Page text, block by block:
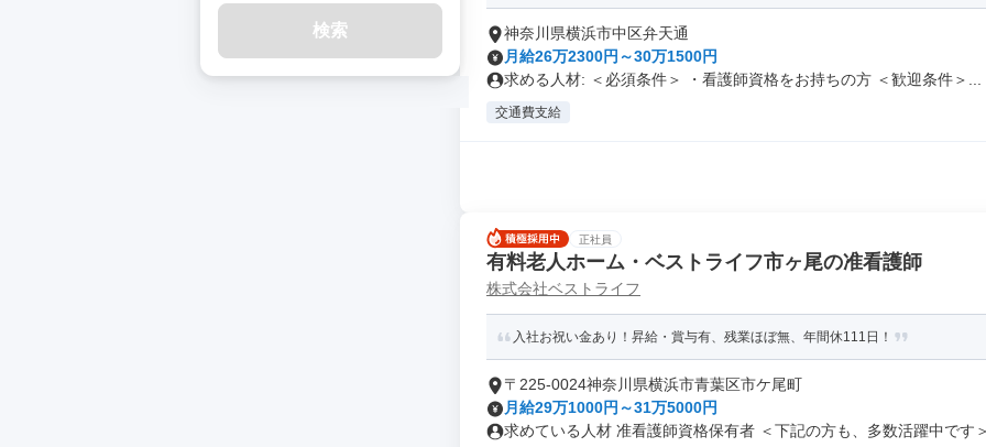
検索
神奈川県横浜市中区弁天通
月給26万2300円～30万1500円
求める人材: ＜必須条件＞ ・看護師資格をお持ちの方 ＜歓迎条件＞...
交通費支給
正社員
有料老人ホーム・ベストライフ市ヶ尾の准看護師
株式会社ベストライフ
入社お祝い金あり！昇給・賞与有、残業ほぼ無、年間休111日！
〒225-0024神奈川県横浜市青葉区市ケ尾町
月給29万1000円～31万5000円
求めている人材 准看護師資格保有者 ＜下記の方も、多数活躍中です